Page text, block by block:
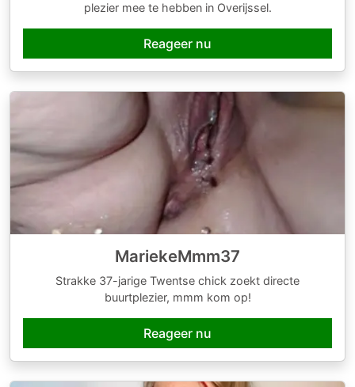
plezier mee te hebben in Overijssel.
Reageer nu
MariekeMmm37
Strakke 37-jarige Twentse chick zoekt directe
buurtplezier, mmm kom op!
Reageer nu